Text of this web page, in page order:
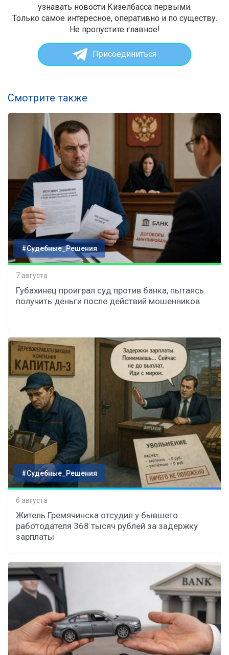
узнавать новости Кизелбасса первыми.
Только самое интересное, оперативно и по существу.
Не пропустите главное!
Присоединиться
Смотрите также
#Судебные_Решения
7 августа
Губахинец проиграл суд против банка, пытаясь
получить деньги после действий мошенников
#Судебные_Решения
6 августа
Житель Гремячинска отсудил у бывшего
работодателя 368 тысяч рублей за задержку
зарплаты